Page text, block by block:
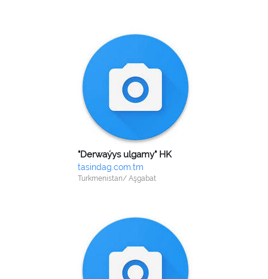
"Derwaýys ulgamy" HK
tasindag.com.tm
Turkmenistan/ Aşgabat